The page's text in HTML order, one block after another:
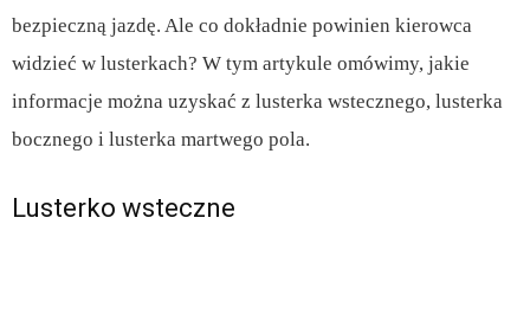
bezpieczną jazdę. Ale co dokładnie powinien kierowca
widzieć w lusterkach? W tym artykule omówimy, jakie
informacje można uzyskać z lusterka wstecznego, lusterka
bocznego i lusterka martwego pola.
Lusterko wsteczne